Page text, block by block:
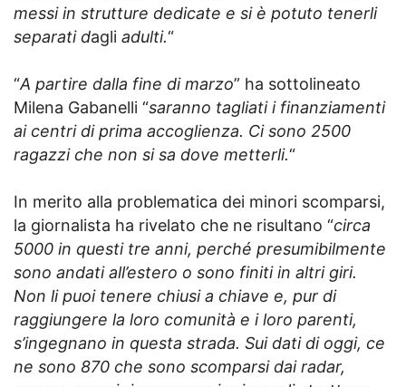
messi in strutture dedicate e si è potuto tenerli
separati dagli adulti.“
“A partire dalla fine di marzo” ha sottolineato
Milena Gabanelli “saranno tagliati i finanziamenti
ai centri di prima accoglienza. Ci sono 2500
ragazzi che non si sa dove metterli.“
In merito alla problematica dei minori scomparsi,
la giornalista ha rivelato che ne risultano “circa
5000 in questi tre anni, perché presumibilmente
sono andati all’estero o sono finiti in altri giri.
Non li puoi tenere chiusi a chiave e, pur di
raggiungere la loro comunità e i loro parenti,
s’ingegnano in questa strada. Sui dati di oggi, ce
ne sono 870 che sono scomparsi dai radar,